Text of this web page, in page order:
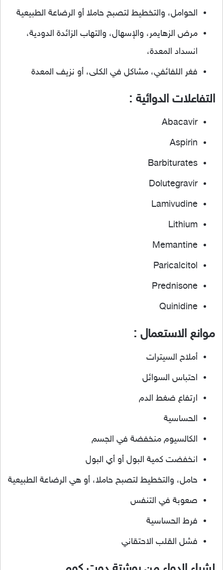
الحوامل، والتخطيط لتصبح حاملا أو الرضاعة الطبيعية
مرض الزهايمر، والإسهال، والتهاب الزائدة الدودية،
انسداد المعدة،
فغر اللفائفي، مشاكل في الكلى، أو نزيف المعدة
التفاعلات الدوائية :
Abacavir
Aspirin
Barbiturates
Dolutegravir
Lamivudine
Lithium
Memantine
Paricalcitol
Prednisone
Quinidine
موانع الاستعمال :
أملاح السيترات
احتباس السوائل
ارتفاع ضغط الدم
الحساسية
الكالسيوم منخفضة في الجسم
انخفضت كمية البول أو أي البول
حامل، والتخطيط لتصبح حاملا، أو هي الرضاعة الطبيعية
صعوبة في التنفس
فرط الحساسية
فشل القلب الاحتقاني